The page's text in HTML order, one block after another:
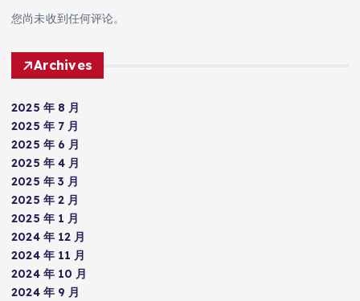
您尚未收到任何评论。
Archives
2025 年 8 月
2025 年 7 月
2025 年 6 月
2025 年 4 月
2025 年 3 月
2025 年 2 月
2025 年 1 月
2024 年 12 月
2024 年 11 月
2024 年 10 月
2024 年 9 月